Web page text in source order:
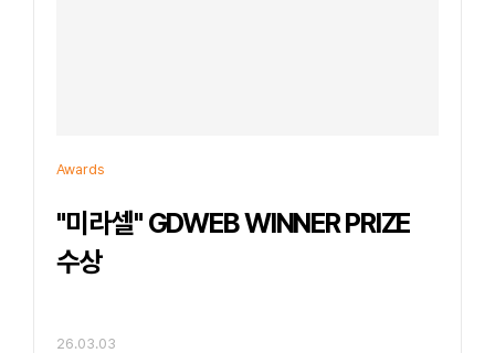
Awards
"미라셀" GDWEB WINNER PRIZE
수상
26.03.03